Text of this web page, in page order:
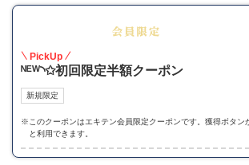
PickUp
ᴺᴱᵂ◝✩初回限定半額クーポン
新規限定
※ このクーポンはエキテン会員限定クーポンです。獲得ボタン
と利用できます。